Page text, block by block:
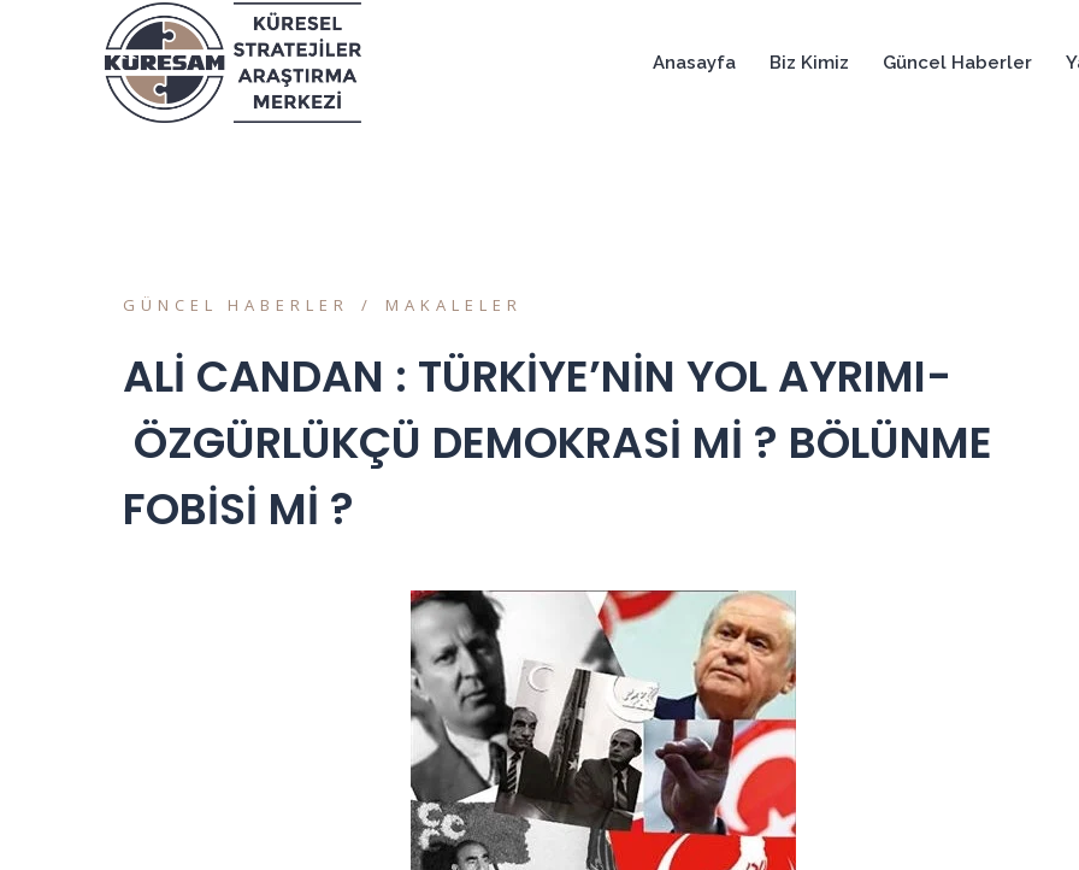
Anasayfa Biz Kimiz Güncel Haberler
GÜNCEL HABERLER MAKALELER
ALİ CANDAN : TÜRKİYE’NİN YOL AYRIMI-
ÖZGÜRLÜKÇÜ DEMOKRASİ Mİ ? BÖLÜNME
FOBİSİ Mİ ?